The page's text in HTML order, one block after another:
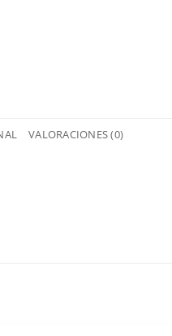
VALORACIONES (0)